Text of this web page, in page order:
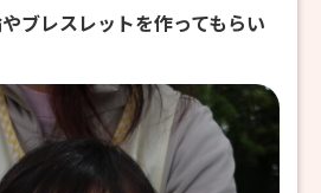
ブレスレットを作ってもらい